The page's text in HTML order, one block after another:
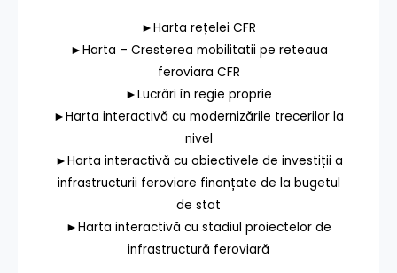
►Harta rețelei CFR
►Harta – Cresterea mobilitatii pe reteaua
feroviara CFR
►Lucrări în regie proprie
►Harta interactivă cu modernizările trecerilor la
nivel
►Harta interactivă cu obiectivele de investiții a
infrastructurii feroviare finanțate de la bugetul
de stat
►Harta interactivă cu stadiul proiectelor de
infrastructură feroviară